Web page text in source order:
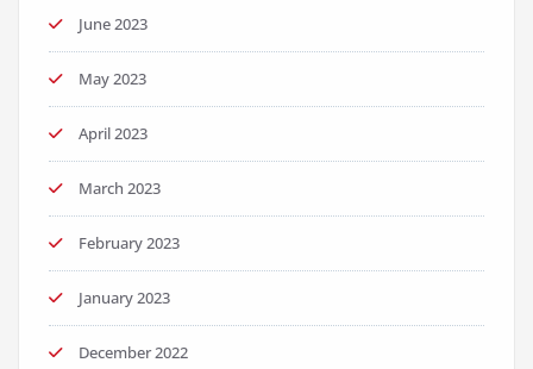
June 2023
May 2023
April 2023
March 2023
February 2023
January 2023
December 2022